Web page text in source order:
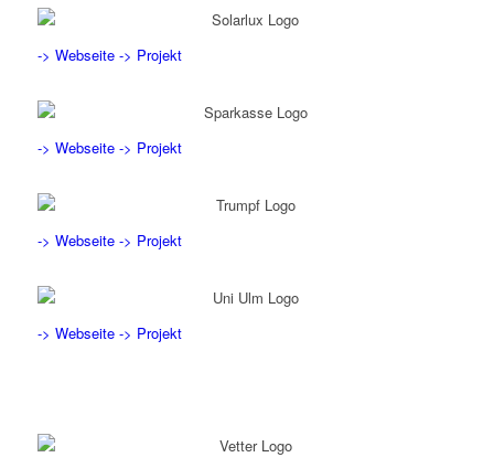
-> Webseite -> Projekt
-> Webseite -> Projekt
-> Webseite -> Projekt
-> Webseite -> Projekt